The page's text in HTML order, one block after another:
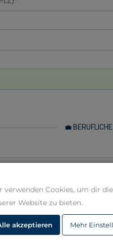
💼
💶 MONATLICHE
verwenden Cookies, um dir
Website zu bieten.
akzeptieren Mehr